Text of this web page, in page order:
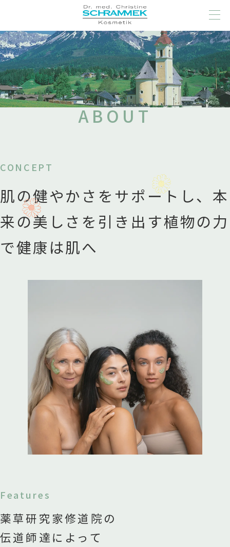
ABOUT
CONCEPT
肌の健やかさをサポートし、 本
来の美しさを引き出す植物の力
で健康は肌へ
Features
薬草研究家修道院の
伝道師達によって